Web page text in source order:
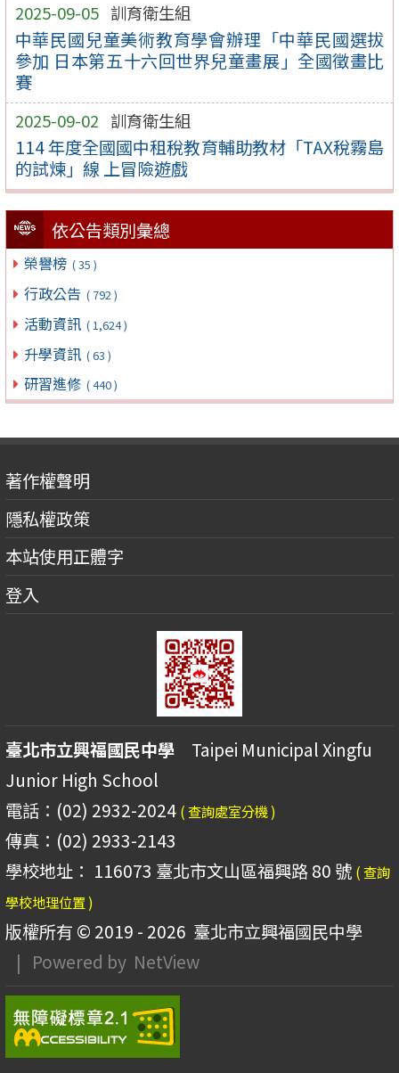
2025-09-05 訓育衛生組
中華民國兒童美術教育學會辦理「中華民國選拔
參加 日本第五十六回世界兒童畫展」全國徵畫比
賽
2025-09-02 訓育衛生組
114 年度全國國中租稅教育輔助教材「TAX稅霧島
的試煉」線 上冒險遊戲
依公告類別彙總
榮譽榜 ( 35 )
行政公告 ( 792 )
活動資訊 ( 1,624 )
升學資訊 ( 63 )
研習進修 ( 440 )
著作權聲明
隱私權政策
本站使用正體字
登入
臺北市立興福國民中學 Taipei Municipal Xingfu
Junior High School
電話：(02) 2932-2024 ( 查詢處室分機 )
傳真：(02) 2933-2143
學校地址： 116073 臺北市文山區福興路 80 號 ( 查詢
學校地理位置 )
版權所有 © 2019 - 2026 臺北市立興福國民中學
| Powered by NetView